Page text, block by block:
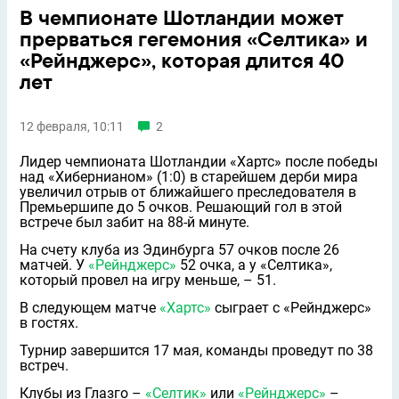
В чемпионате Шотландии может
прерваться гегемония «Селтика» и
«Рейнджерс», которая длится 40
лет
12 февраля, 10:11 2
Лидер чемпионата Шотландии «Хартс» после победы
над «Хибернианом» (1:0) в старейшем дерби мира
увеличил отрыв от ближайшего преследователя в
Премьершипе до 5 очков. Решающий гол в этой
встрече был забит на 88-й минуте.
На счету клуба из Эдинбурга 57 очков после 26
матчей. У «Рейнджерс» 52 очка, а у «Селтика»,
который провел на игру меньше, – 51.
В следующем матче «Хартс» сыграет с «Рейнджерс»
в гостях.
Турнир завершится 17 мая, команды проведут по 38
встреч.
Клубы из Глазго – «Селтик» или «Рейнджерс» –